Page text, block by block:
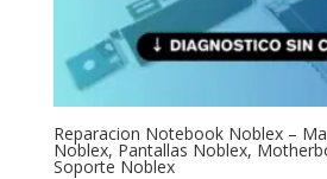
Reparacion Notebook Noblex –
Noblex, Pantallas Noblex,
Soporte Noblex